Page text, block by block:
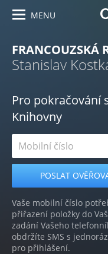
MENU
FRANCOUZSKÁ
Stanislav
Pro pokračování
Knihovny
Vaše mobilní číslo
přiřazení položky do
zadání Vašeho
obdržíte SMS s
pro přihlášení.